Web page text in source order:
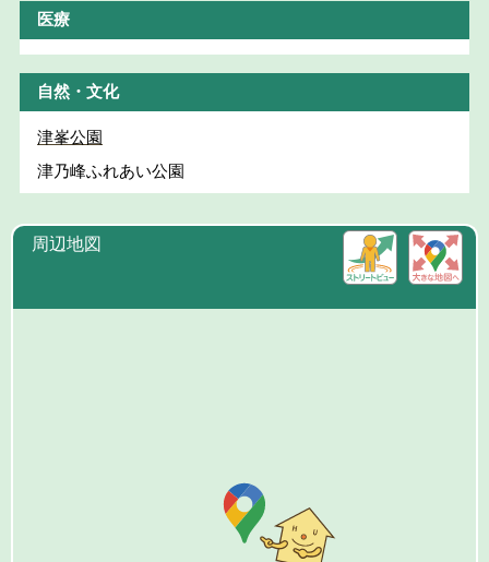
医療
自然・文化
津峯公園
津乃峰ふれあい公園
周辺地図